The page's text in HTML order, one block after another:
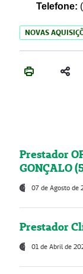
Telefone:
NOVAS
Prestador
GONÇALO
07 de Agosto de
Prestador
01 de Abril de